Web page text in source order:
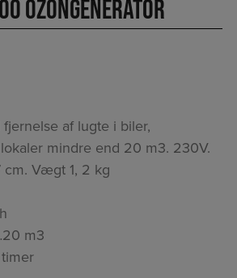
Ozongenerator
af lugte i biler,
mindre end 20 m3. 230V.
cm. Vægt 1, 2 kg
m3